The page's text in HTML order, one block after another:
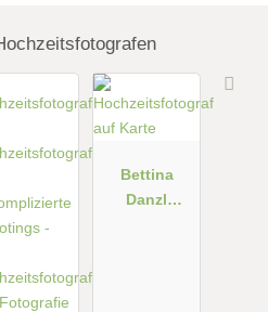
Bettina
Danzl